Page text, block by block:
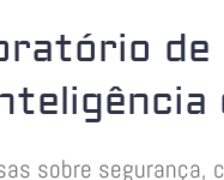
de
sobre